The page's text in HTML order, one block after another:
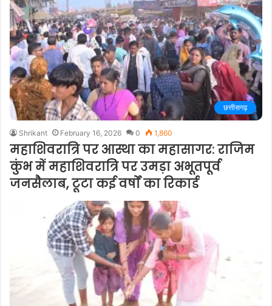
छत्तीसगढ़
Shrikant February 16, 2026 0 1,860
महाशिवरात्रि पर आस्था का महासागर: राजिम
कुंभ में महाशिवरात्रि पर उमड़ा अभूतपूर्व
जनसैलाब, टूटा कई वर्षों का रिकार्ड